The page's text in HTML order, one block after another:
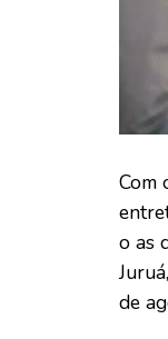
Com
o as
de